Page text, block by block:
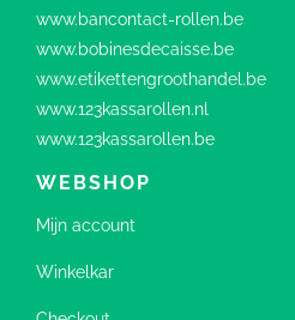
www.bancontact-rollen.be
www.bobinesdecaisse.be
www.etikettengroothandel.be
www.123kassarollen.nl
www.123kassarollen.be
WEBSHOP
Mijn account
Winkelkar